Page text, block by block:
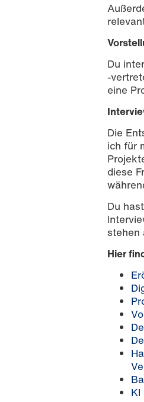
Du
-
eine
Die
ich für
diese
Du
stehen
Hier